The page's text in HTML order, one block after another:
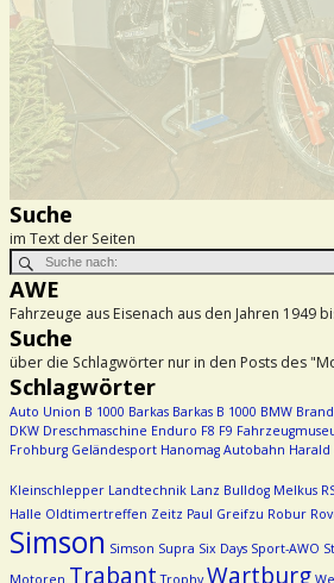
Suche
im Text der Seiten
AWE
Fahrzeuge aus Eisenach aus den Jahren 1949
Suche
über die Schlagwörter nur in den Posts des
Schlagwörter
Auto Union B 1000 Barkas Barkas B 1000 BMW
DKW Dreschmaschine Enduro F8 F9
Frohburg Geländesport Hanomag Autobahn
Kleinschlepper Landtechnik Lanz Bulldog Melkus
Halle Oldtimertreffen Zeitz Paul Greifzu Robur
Simson Simson Supra Six Days Sport-AWO
Motoren Trabant Trophy Wartburg